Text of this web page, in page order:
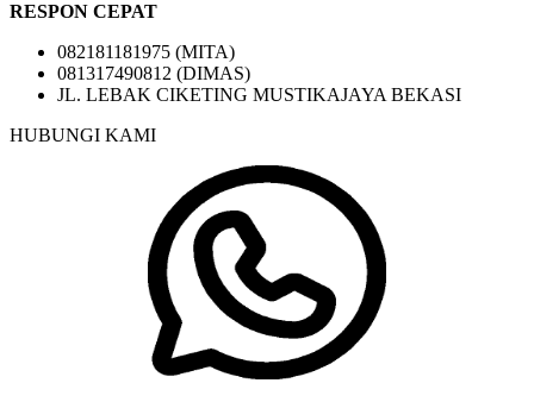
RESPON CEPAT
082181181975 (MITA)
081317490812 (DIMAS)
JL. LEBAK CIKETING MUSTIKAJAYA BEKASI
HUBUNGI KAMI